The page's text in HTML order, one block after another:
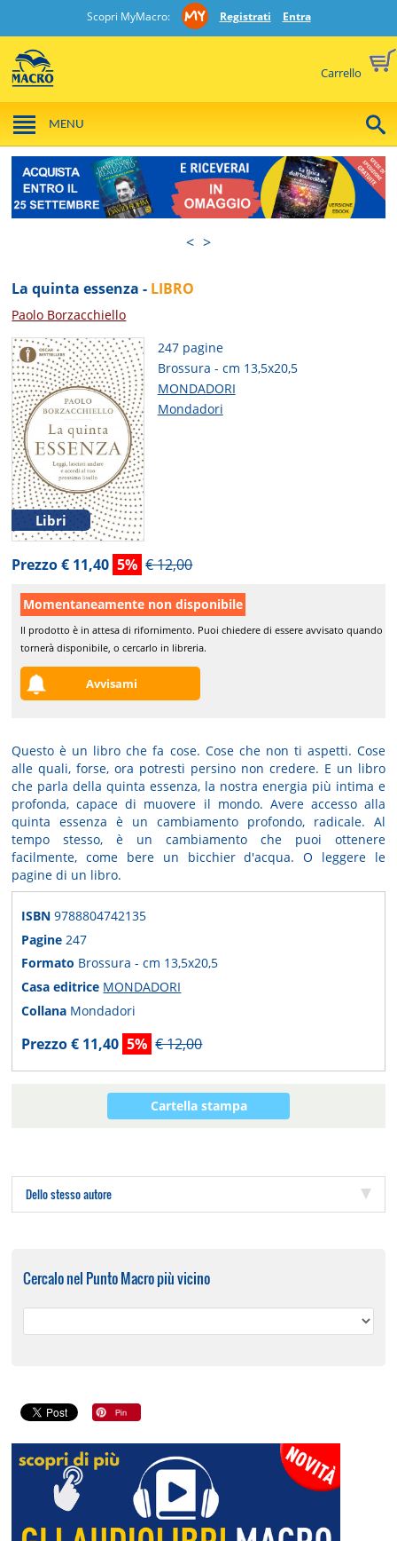
Scopri MyMacro: Registrati Entra
Carrello
MENU
< >
La quinta essenza - LIBRO
Paolo Borzacchiello
Libri
247 pagine
Brossura - cm 13,5x20,5
MONDADORI
Mondadori
Prezzo € 11,40 5% € 12,00
Momentaneamente non disponibile
Il prodotto è in attesa di rifornimento. Puoi chiedere di essere avvisato quando
tornerà disponibile, o cercarlo in libreria.
Avvisami
Questo è un libro che fa cose. Cose che non ti aspetti. Cose
alle quali, forse, ora potresti persino non credere. E un libro
che parla della quinta essenza, la nostra energia più intima e
profonda, capace di muovere il mondo. Avere accesso alla
quinta essenza è un cambiamento profondo, radicale. Al
tempo stesso, è un cambiamento che puoi ottenere
facilmente, come bere un bicchier d'acqua. O leggere le
pagine di un libro.
ISBN9788804742135
Pagine 247
Formato Brossura - cm 13,5x20,5
Casa editrice MONDADORI
Collana Mondadori
Prezzo € 11,40 5% € 12,00
Cartella stampa
Dello stesso autore
Cercalo nel Punto Macro più vicino